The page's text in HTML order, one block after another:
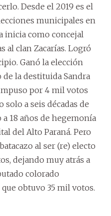
Desde el 2019 es el
municipales en
inicia como concejal
al clan Zacarías. Logró
Ganó la elección
la destituida Sandra
por 4 mil votos
a seis décadas de
18 años de hegemonía
del Alto Paraná. Pero
al ser (re) electo
dejando muy atrás a
colorado
obtuvo 35 mil votos.